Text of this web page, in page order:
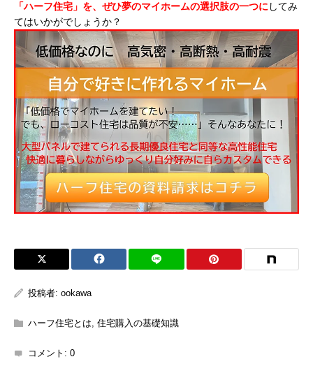
「ハーフ住宅」を、ぜひ夢のマイホームの選択肢の一つにしてみ
てはいかがでしょうか？
投稿者: ookawa
ハーフ住宅とは, 住宅購入の基礎知識
コメント: 0